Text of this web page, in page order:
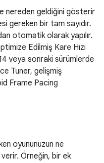
nereden geldiğini gösterir
gereken bir tam sayıdır.
otomatik olarak yapılır.
Edilmiş Kare Hızı
veya sonraki sürümlerde
Tuner, gelişmiş
Frame Pacing
oyununuzun ne
Örneğin, bir ek